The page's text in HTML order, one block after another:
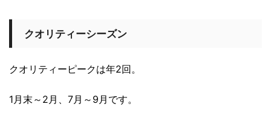
クオリティーシーズン
クオリティーピークは年2回。
1月末～2月、7月～9月です。